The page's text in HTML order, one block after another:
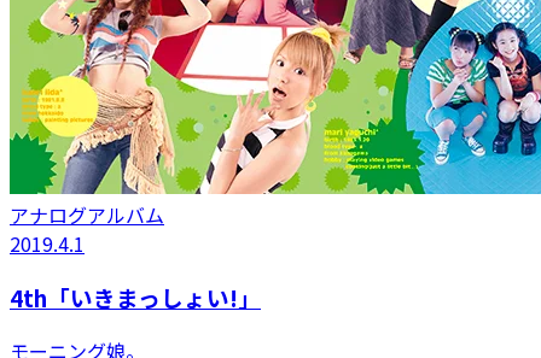
アナログアルバム
2019.4.1
4th「いきまっしょい!」
モーニング娘。